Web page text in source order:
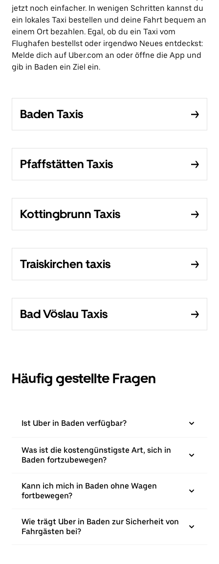
jetzt noch einfacher. In wenigen Schritten kannst du
ein lokales Taxi bestellen und deine Fahrt bequem an
einem Ort bezahlen. Egal, ob du ein Taxi vom
Flughafen bestellst oder irgendwo Neues entdeckst:
Melde dich auf Uber.com an oder öffne die App und
gib in Baden ein Ziel ein.
Baden Taxis
Pfaffstätten Taxis
Kottingbrunn Taxis
Traiskirchen taxis
Bad Vöslau Taxis
Häufig gestellte Fragen
Ist Uber in Baden verfügbar?
Was ist die kostengünstigste Art, sich in
Baden fortzubewegen?
Kann ich mich in Baden ohne Wagen
fortbewegen?
Wie trägt Uber in Baden zur Sicherheit von
Fahrgästen bei?